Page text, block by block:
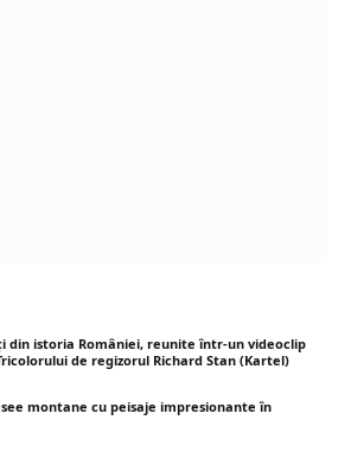
din istoria României, reunite într-un videoclip
de regizorul Richard Stan (Kartel)
montane cu peisaje impresionante în